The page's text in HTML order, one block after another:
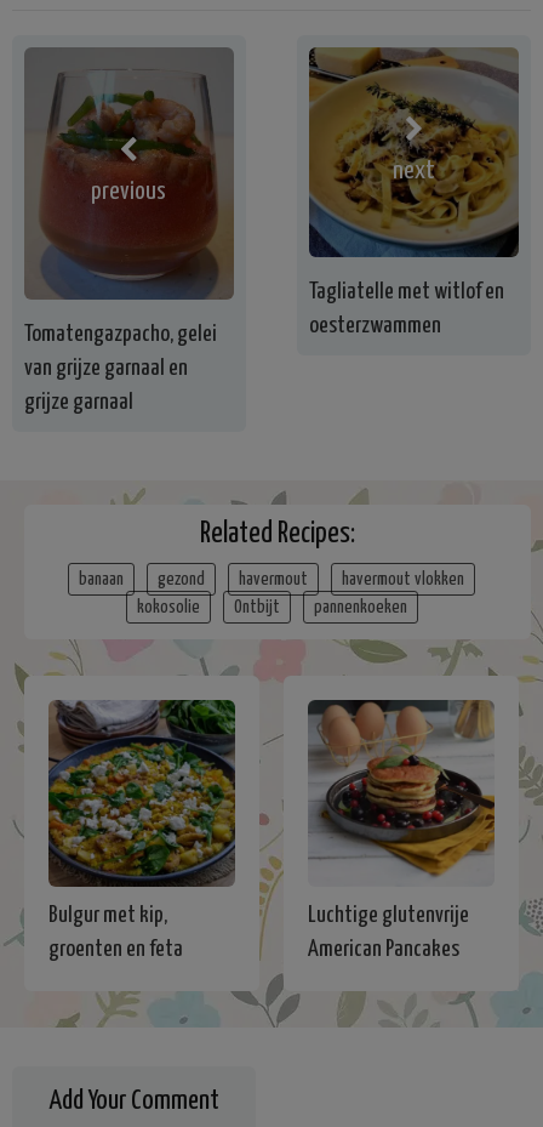
previous
Tomatengazpacho, gelei
van grijze garnaal en
grijze garnaal
next
Tagliatelle met witlof en
oesterzwammen
Related Recipes:
banaan gezond havermout
havermout vlokken
kokosolie
Ontbijt pannenkoeken
Bulgur met kip,
groenten en feta
Luchtige glutenvrije
American Pancakes
Add Your Comment